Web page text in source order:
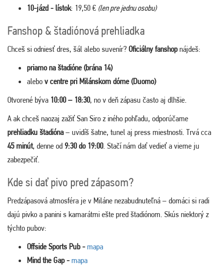
10-jázd - lístok: 19,50 € (len pre jednu osobu)
Fanshop & štadiónová prehliadka
Chceš si odniesť dres, šál alebo suvenír? Oficiálny fanshopnájdeš:
priamo na štadióne (brána 14)
alebo v centre pri Milánskom dóme (Duomo)
Otvorené býva 10:00 – 18:30, no v deň zápasu často aj dlhšie.
A ak chceš naozaj zažiť San Siro z iného pohľadu, odporúčame
prehliadku štadióna– uvidíš šatne, tunel aj press miestnosti. Trvá cca
45 minút, denne od 9:30 do 19:00. Stačí nám dať vedieť a vieme ju
zabezpečiť.
Kde si dať pivo pred zápasom?
Predzápasová atmosféra je v Miláne nezabudnuteľná – domáci si radi
dajú pivko a panini s kamarátmi ešte pred štadiónom. Skús niektorý z
týchto pubov:
Offside Sports Pub - mapa
Mind the Gap - mapa